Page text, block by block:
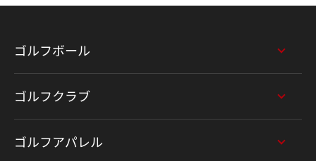
ゴルフボール
ゴルフクラブ
ゴルフアパレル